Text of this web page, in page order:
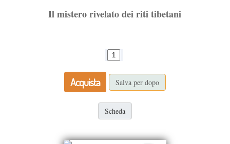
Il mistero rivelato dei riti tibetani
Acquista Salva per dopo
Scheda